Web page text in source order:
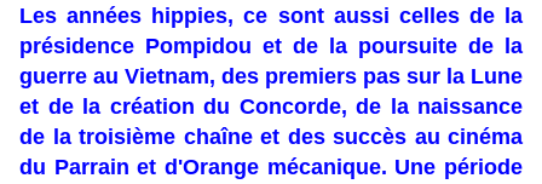
Les années hippies, ce sont aussi celles de la
présidence Pompidou et de la poursuite de la
guerre au Vietnam, des premiers pas sur la Lune
et de la création du Concorde, de la naissance
de la troisième chaîne et des succès au cinéma
du Parrain et d'Orange mécanique. Une période